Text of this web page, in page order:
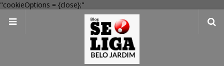
"cookieOptions = {close};"